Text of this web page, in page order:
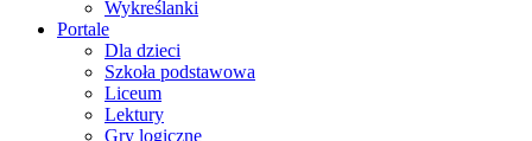
Wykreślanki
Portale
Dla dzieci
Szkoła podstawowa
Liceum
Lektury
Gry logiczne